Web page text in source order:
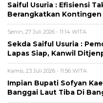
Saiful Usuria : Efisiensi
Berangkatkan Kontingen
Senin, 27 Juli 2026 - 11:14 WITA
Sekda Saiful Usuria :
Lapas Siap, Kanwil
Kamis, 23 Juli 2026 - 11:56 WITA
Impian Bupati Sofyan
Banggai Laut Tiba Di